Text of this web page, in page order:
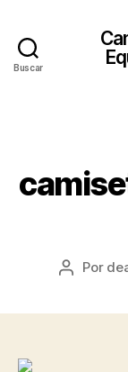
Buscar
Autor
Por